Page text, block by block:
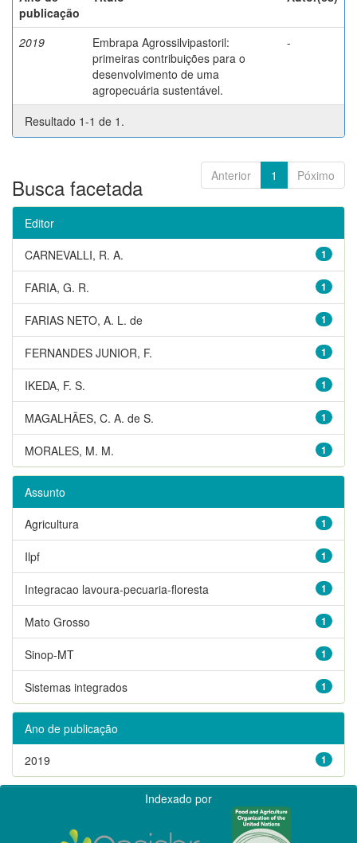
publicação
2019
Embrapa Agrossilvipastoril:
primeiras contribuições para o
desenvolvimento de uma
agropecuária sustentável.
-
Resultado 1-1 de 1.
Anterior 1 Póximo
Busca facetada
Editor
1
CARNEVALLI, R. A.
1
FARIA, G. R.
1
FARIAS NETO, A. L. de
1
FERNANDES JUNIOR, F.
1
IKEDA, F. S.
1
MAGALHÃES, C. A. de S.
1
MORALES, M. M.
Assunto
1
Agricultura
1
Ilpf
1
Integracao lavoura-pecuaria-floresta
1
Mato Grosso
1
Sinop-MT
1
Sistemas integrados
Ano de publicação
1
2019
Indexado por